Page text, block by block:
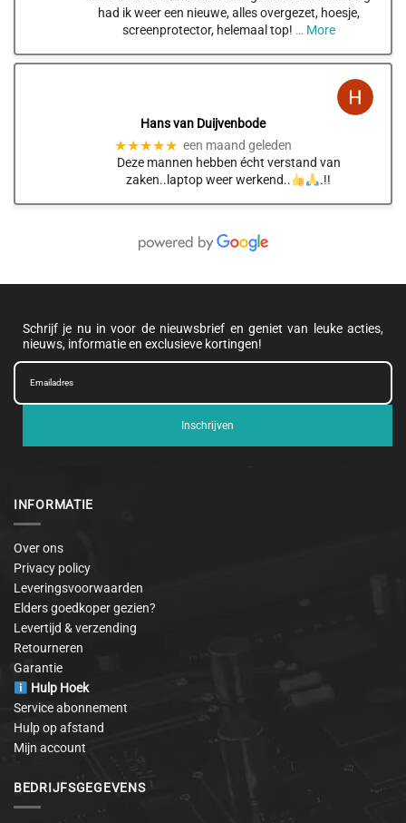
had ik weer een nieuwe, alles overgezet, hoesje,
screenprotector, helemaal top! … More
Hans van Duijvenbode
★★★★★ een maand geleden
Deze mannen hebben écht verstand van
zaken..laptop weer werkend..
.!!
Schrijf je nu in voor de nieuwsbrief en geniet van leuke acties,
nieuws, informatie en exclusieve kortingen!
Inschrijven
INFORMATIE
Over ons
Privacy policy
Leveringsvoorwaarden
Elders goedkoper gezien?
Levertijd & verzending
Retourneren
Garantie
Hulp Hoek
Service abonnement
Hulp op afstand
Mijn account
BEDRIJFSGEGEVENS